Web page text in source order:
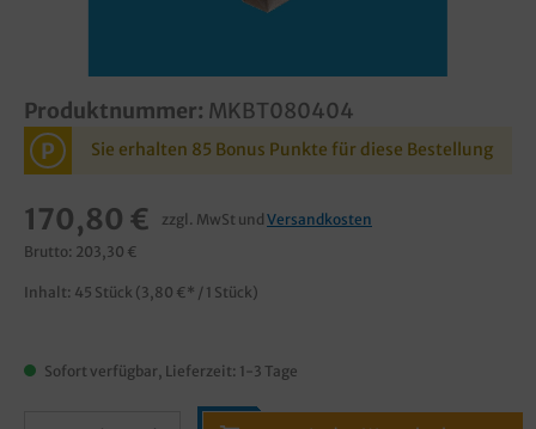
Produktnummer: MKBT080404
P Sie erhalten 85 Bonus Punkte für diese Bestellung
170,80 € zzgl. MwSt und Versandkosten
Brutto: 203,30 €
Inhalt: 45 Stück (3,80 €* / 1 Stück)
Sofort verfügbar, Lieferzeit: 1-3 Tage